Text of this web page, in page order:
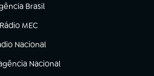
Brasil
em nova aba)
Rádio MEC
(abre em nova aba)
Nacional
Nacional
nova aba)